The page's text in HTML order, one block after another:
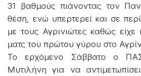
31 βαθμούς πιάνοντας τον
θέση, ενώ υπερτερεί και σε
με τους Αγρινιώτες καθώς είχε
ματς του πρώτου γύρου στο
Το ερχόμενο Σάββατο ο ΠΑΣ
Μυτιλήνη για να